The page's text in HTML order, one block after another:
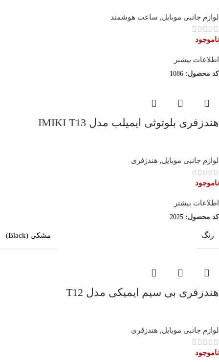
لوازم جانبی موبایل, ساعت هوشمند
ناموجود
اطلاعات بیشتر
کد محصول: 1086
هندزفری بلوتوثی ایمیلب مدل IMIKI T13
لوازم جانبی موبایل, هندزفری
ناموجود
اطلاعات بیشتر
کد محصول: 2025
رنگ مشکی (Black)
هندزفری بی سیم ایمیکی مدل T12
لوازم جانبی موبایل, هندزفری
ناموجود